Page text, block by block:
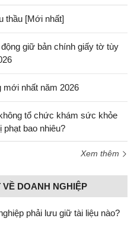
thầu [Mới nhất]
giữ bản chính giấy tờ tùy
nhất năm 2026
tổ chức khám sức khỏe
bao nhiêu?
Xem thêm
DOANH NGHIỆP
phải lưu giữ tài liệu nào?